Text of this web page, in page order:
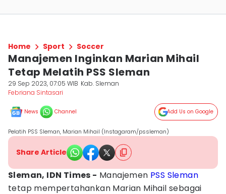
Home Sport Soccer
Manajemen Inginkan Marian Mihail
Tetap Melatih PSS Sleman
29 Sep 2023, 07:05 WIB Kab. Sleman
Febriana Sintasari
News Channel Add Us on Google
Pelatih PSS Sleman, Marian Mihail (Instagaram/pssleman)
Share Article
Sleman, IDN Times - Manajemen PSS Sleman
tetap mempertahankan Marian Mihail sebagai